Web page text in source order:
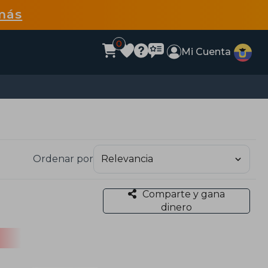
0
Mi Cuenta
Ordenar por
Comparte y gana
dinero